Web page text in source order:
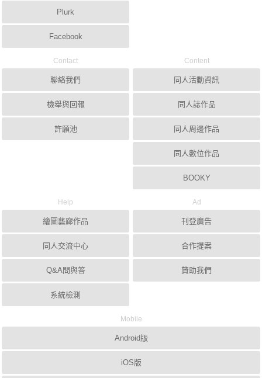
Plurk
Facebook
Contact
聯絡我們
檢舉與回報
許願池
Content
同人活動資訊
同人誌作品
同人周邊作品
同人數位作品
BOOKY
Help
繪圖藝廊作品
同人交流中心
Q&A問與答
系統檢測
Ad
刊登廣告
合作提案
贊助我們
Mobile
Android版
iOS版